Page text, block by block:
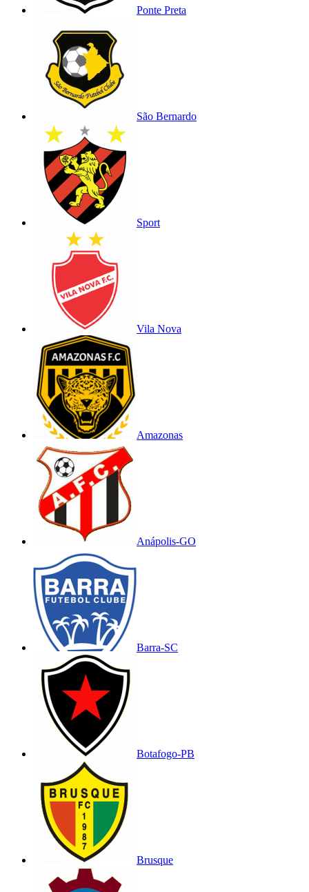
Ponte Preta
São Bernardo
Sport
Vila Nova
Amazonas
Anápolis-GO
Barra-SC
Botafogo-PB
Brusque